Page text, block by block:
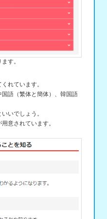
す。
れています。
語（繁体と簡体）、韓国語
いでしょう。
意されています。